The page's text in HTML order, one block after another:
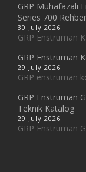
GRP Muhafazalı
Series 700
30 July 2026
GRP Enstrüman
GRP Enstrüman
29 July 2026
GRP enstrüman
GRP Enstrüman
Teknik Katalog
29 July 2026
GRP Enstrüman